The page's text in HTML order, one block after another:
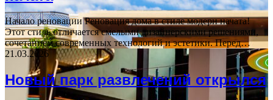
Начало реновации Реновация дома в стиле модерн начата!
Этот стиль отличается смелыми дизайнерскими решениями,
сочетанием современных технологий и эстетики. Перед…
21.03.2026
Новый парк развлечений открылся